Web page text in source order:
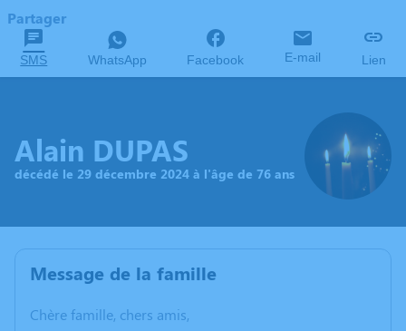
Partager
SMS WhatsApp Facebook E-mail Lien
Alain DUPAS
décédé le 29 décembre 2024 à l'âge de 76 ans
Message de la famille
Chère famille, chers amis,